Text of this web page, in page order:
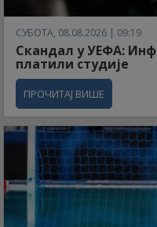
СУБОТА, 08.08.2026 | 09:19
Скандал у УЕФА:
платили студије
ПРОЧИТАЈ ВИШЕ